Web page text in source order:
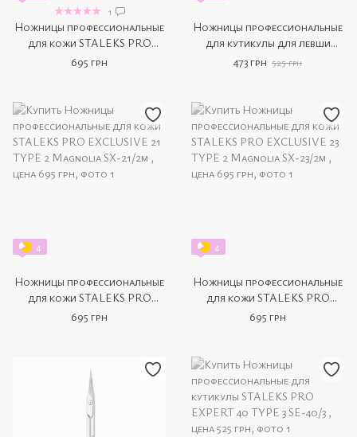
1
Ножницы профессиональные
для кожи STALEKS PRO
EXCLUSIVE 23 TYPE 1
695 грн
Ножницы профессиональные
для кутикулы для левши
STALEKS PRO EXPERT 11
473 грн 525 грн
4
Ножницы профессиональные
для кожи STALEKS PRO
EXCLUSIVE 21 TYPE 2
695 грн
4
Ножницы профессиональные
для кожи STALEKS PRO
EXCLUSIVE 23 TYPE 2
695 грн